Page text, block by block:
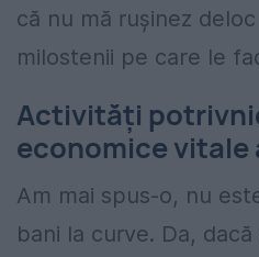
că nu mă rușinez
milostenii pe care le
Activități
economice vitale
Am mai spus-o, nu
bani la curve. Da,